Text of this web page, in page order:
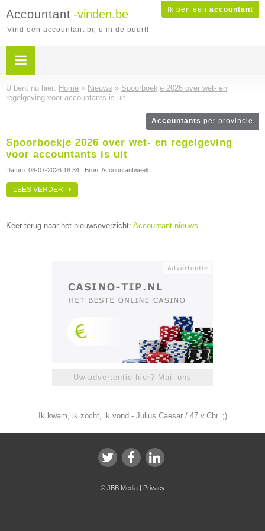
Ik ben een accountant
Accountant -vinden.be
Vind een accountant bij u in de buurt!
U bent nu hier: Home » Nieuws » Spoorboekje 2026 over wet- en
regelgeving voor accountants is uit
Accountants per provincie
Spoorboekje 2026 over wet- en regelgeving
voor accountants is uit
Datum: 08-07-2026 18:34 | Bron: Accountantweek
LEES VERDER
Keer terug naar het nieuwsoverzicht: Accountant nieuws
Uw advertentie hier? Mail ons
Ik kwam, ik zocht, ik vond - Julius Caesar / 47 v.Chr. ;)
© JBB Media| Privacy